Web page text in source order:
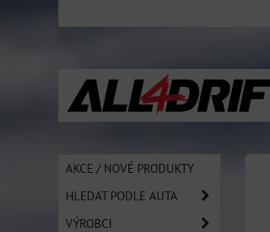
AKCE / NOVÉ PRODUKTY
HLEDAT PODLE AUTA
VÝROBCI